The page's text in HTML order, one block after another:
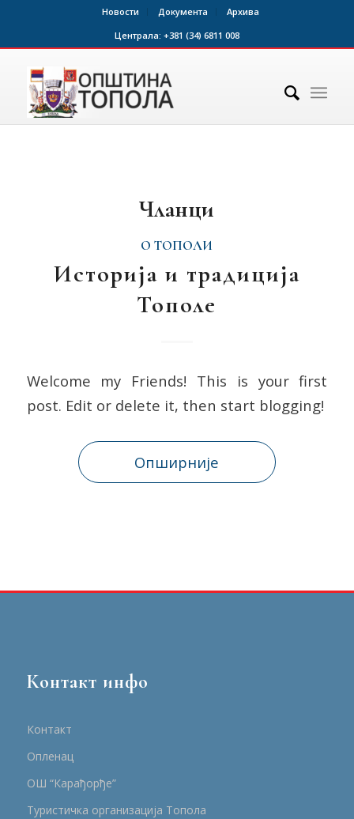
Новости Документа
Архива
Централа: +381 (34) 6811 008
Чланци
О ТОПОЛИ
Историја и традиција
Тополе
Welcome my Friends! This is your first
post. Edit or delete it, then start blogging!
Опширније
Контакт инфо
Контакт
Опленац
ОШ “Карађорђе”
Туристичка организација Топола